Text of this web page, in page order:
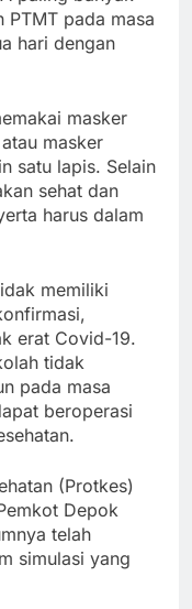
PTMT pada masa
hari dengan
masker
masker
satu lapis. Selain
sehat dan
harus dalam
memiliki
erat Covid-19.
tidak
pada masa
beroperasi
(Protkes)
Depok
telah
simulasi yang